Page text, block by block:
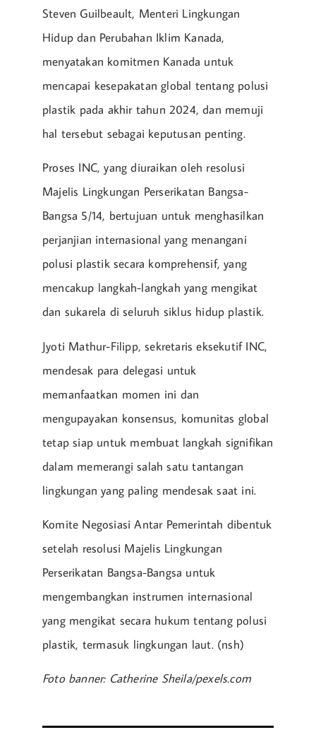
Steven Guilbeault, Menteri Lingkungan
Hidup dan Perubahan Iklim Kanada,
menyatakan komitmen Kanada untuk
mencapai kesepakatan global tentang polusi
plastik pada akhir tahun 2024, dan memuji
hal tersebut sebagai keputusan penting.
Proses INC, yang diuraikan oleh resolusi
Majelis Lingkungan Perserikatan Bangsa-
Bangsa 5/14, bertujuan untuk menghasilkan
perjanjian internasional yang menangani
polusi plastik secara komprehensif, yang
mencakup langkah-langkah yang mengikat
dan sukarela di seluruh siklus hidup plastik.
Jyoti Mathur-Filipp, sekretaris eksekutif INC,
mendesak para delegasi untuk
memanfaatkan momen ini dan
mengupayakan konsensus, komunitas global
tetap siap untuk membuat langkah signifikan
dalam memerangi salah satu tantangan
lingkungan yang paling mendesak saat ini.
Komite Negosiasi Antar Pemerintah dibentuk
setelah resolusi Majelis Lingkungan
Perserikatan Bangsa-Bangsa untuk
mengembangkan instrumen internasional
yang mengikat secara hukum tentang polusi
plastik, termasuk lingkungan laut. (nsh)
Foto banner: Catherine Sheila/pexels.com